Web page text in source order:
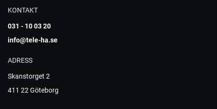
KONTAKT
031 - 10 03 20
info@tele-ha.se
ADRESS
Skanstorget 2
411 22 Göteborg